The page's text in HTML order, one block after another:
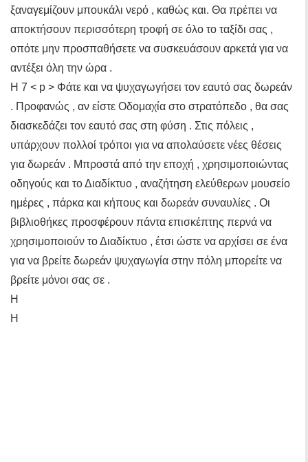
ξαναγεμίζουν μπουκάλι νερό , καθώς και. Θα πρέπει να
αποκτήσουν περισσότερη τροφή σε όλο το ταξίδι σας ,
οπότε μην προσπαθήσετε να συσκευάσουν αρκετά για να
αντέξει όλη την ώρα .
Η 7 < p > Φάτε και να ψυχαγωγήσει τον εαυτό σας δωρεάν
. Προφανώς , αν είστε Οδομαχία στο στρατόπεδο , θα σας
διασκεδάζει τον εαυτό σας στη φύση . Στις πόλεις ,
υπάρχουν πολλοί τρόποι για να απολαύσετε νέες θέσεις
για δωρεάν . Μπροστά από την εποχή , χρησιμοποιώντας
οδηγούς και το Διαδίκτυο , αναζήτηση ελεύθερων μουσείο
ημέρες , πάρκα και κήπους και δωρεάν συναυλίες . Οι
βιβλιοθήκες προσφέρουν πάντα επισκέπτης περνά να
χρησιμοποιούν το Διαδίκτυο , έτσι ώστε να αρχίσει σε ένα
για να βρείτε δωρεάν ψυχαγωγία στην πόλη μπορείτε να
βρείτε μόνοι σας σε .
Η
Η